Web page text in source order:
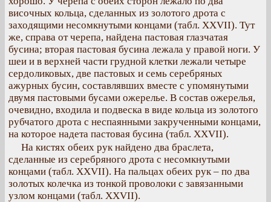
височных кольца, сделанных из золотого дрота с
заходящими несомкнутыми концами (табл. XXVII). Тут
же, справа от черепа, найдена пастовая глазчатая
бусина; вторая пастовая бусина лежала у правой ноги. У
шеи и в верхней части грудной клетки лежали четыре
сердоликовых, две пастовых и семь серебряных
ажурных бусин, составлявших вместе с упомянутыми
двумя пастовыми бусами ожерелье. В состав ожерелья,
очевидно, входила и подвеска в виде кольца из золотого
рубчатого дрота с неспаянными закрученными концами,
на которое надета пастовая бусина (табл. XXVII).
На кистях обеих рук найдено два браслета,
сделанные из серебряного дрота с несомкнутыми
концами (табл. XXVII). На пальцах обеих рук – по два
золотых колечка из тонкой проволоки с завязанными
узлом концами (табл. XXVII).